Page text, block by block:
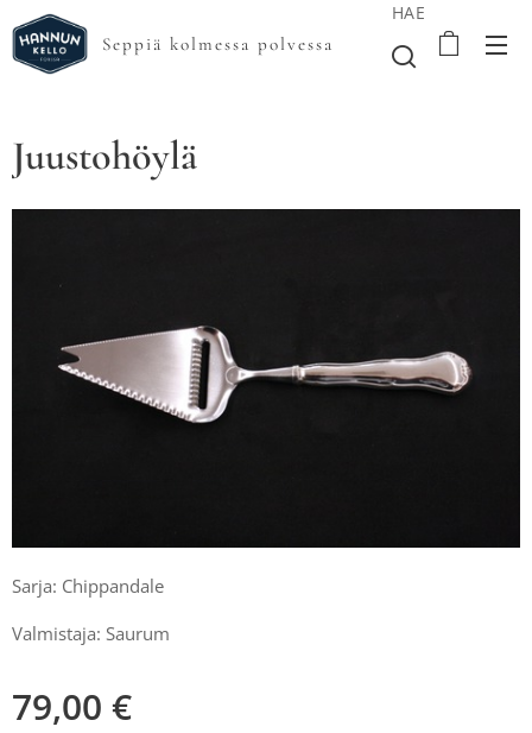
Seppiä kolmessa polvessa
HAE
Juustohöylä
Sarja: Chippandale
Valmistaja: Saurum
79,00 €